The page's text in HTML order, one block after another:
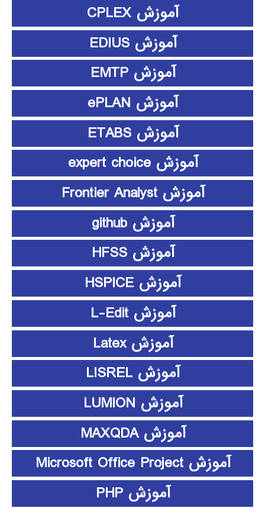
آموزش CPLEX
آموزش EDIUS
آموزش EMTP
آموزش ePLAN
آموزش ETABS
آموزش expert choice
آموزش Frontier Analyst
آموزش github
آموزش HFSS
آموزش HSPICE
آموزش L-Edit
آموزش Latex
آموزش LISREL
آموزش LUMION
آموزش MAXQDA
آموزش Microsoft Office Project
آموزش PHP